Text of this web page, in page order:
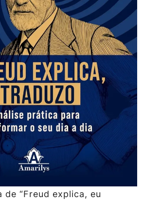
de “Freud explica, eu